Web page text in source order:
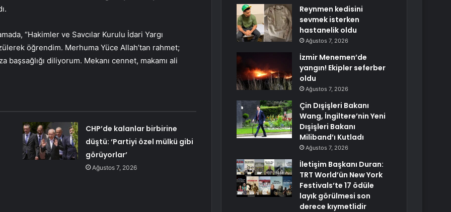
“Hakimler ve Savcılar Kurulu İdari Yargı
öğrendim. Merhuma Yüce Allah’tan rahmet;
başsağlığı diliyorum. Mekanı cennet, makamı ali
CHP’de kalanlar birbirine
düştü: ‘Partiyi özel mülkü gibi
görüyorlar’
Ağustos 7, 2026
Reynmen kedisini
sevmek isterken
hastanelik oldu
Ağustos 7, 2026
İzmir Menemen’de
yangın! Ekipler seferber
oldu
Ağustos 7, 2026
Çin Dışişleri Bakanı
Wang, İngiltere’nin Yeni
Dışişleri Bakanı
Miliband’ı Kutladı
Ağustos 7, 2026
İletişim Başkanı Duran:
TRT World’ün New York
Festivals’te 17 ödüle
layık görülmesi son
derece kıymetlidir